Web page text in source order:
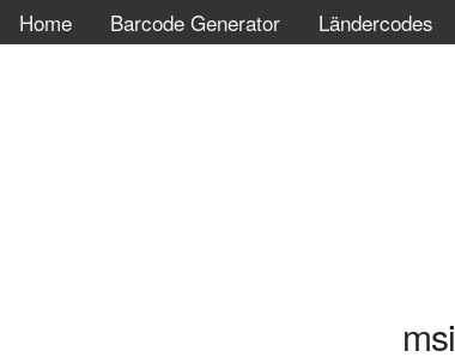
Home Barcode Generator Ländercodes